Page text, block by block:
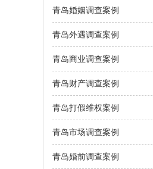
青岛婚姻调查案例
青岛外遇调查案例
青岛商业调查案例
青岛财产调查案例
青岛打假维权案例
青岛市场调查案例
青岛婚前调查案例